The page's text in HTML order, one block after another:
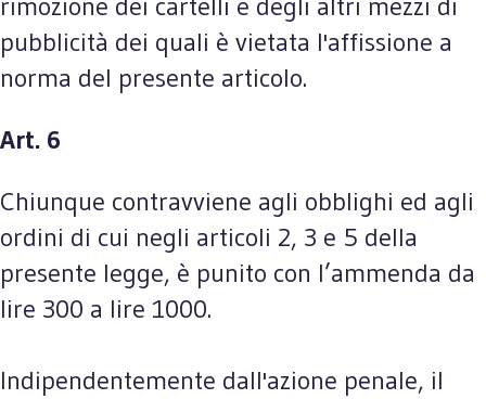
pubblicità dei quali è vietata l'affissione a
norma del presente articolo.
Art. 6
Chiunque contravviene agli obblighi ed agli
ordini di cui negli articoli 2, 3 e 5 della
presente legge, è punito con l’ammenda da
lire 300 a lire 1000.
Indipendentemente dall'azione penale, il